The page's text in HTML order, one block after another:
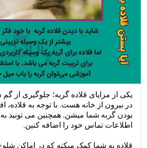
یکی از مزایای قلاده گربه؛ جلوگیری از
در بیرون از خانه هست. با توجه به قلاده،
بودن گربه شما میشن. همچنین می تونید
اطلاعات تماس خود را اضافه کنین.
قلاده به شما کمک میکنه که در اماکن